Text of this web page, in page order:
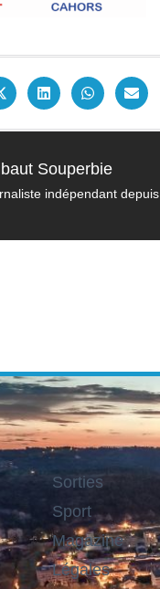
Souperbie
indépendant
Sorties
Sport
Magazine
Légales